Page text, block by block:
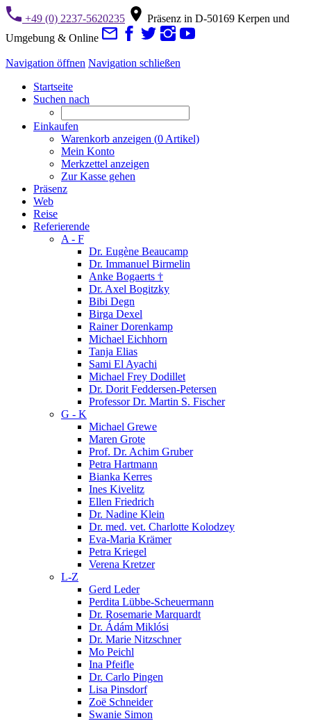
+49 (0) 2237-5620235
Präsenz in D-50169 Kerpen und
Umgebung & Online
Navigation öffnen Navigation schließen
Startseite
Suchen nach
Einkaufen
Warenkorb anzeigen (0 Artikel)
Mein Konto
Merkzettel anzeigen
Zur Kasse gehen
Präsenz
Web
Reise
Referierende
A - F
Dr. Eugène Beaucamp
Dr. Immanuel Birmelin
Anke Bogaerts †
Dr. Axel Bogitzky
Bibi Degn
Birga Dexel
Rainer Dorenkamp
Michael Eichhorn
Tanja Elias
Sami El Ayachi
Michael Frey Dodillet
Dr. Dorit Feddersen-Petersen
Professor Dr. Martin S. Fischer
G - K
Michael Grewe
Maren Grote
Prof. Dr. Achim Gruber
Petra Hartmann
Bianka Kerres
Ines Kivelitz
Ellen Friedrich
Dr. Nadine Klein
Dr. med. vet. Charlotte Kolodzey
Eva-Maria Krämer
Petra Kriegel
Verena Kretzer
L-Z
Gerd Leder
Perdita Lübbe-Scheuermann
Dr. Rosemarie Marquardt
Dr. Ádám Miklósi
Dr. Marie Nitzschner
Mo Peichl
Ina Pfeifle
Dr. Carlo Pingen
Lisa Pinsdorf
Zoë Schneider
Swanie Simon